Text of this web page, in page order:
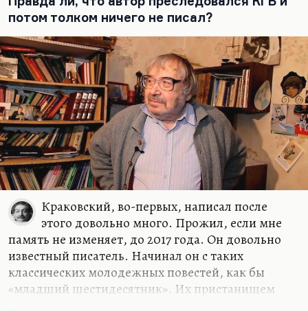
нём всё время Гашек?) Он —…
потом толком ничего не писал?
Краковский, во-первых, написал после
этого довольно много. Прожил, если мне
память не изменяет, до 2017 года. Он довольно
известный писатель. Начинал он с таких
классических молодежных повестей, как бы
«младший шестидесятник». Их пристанищем